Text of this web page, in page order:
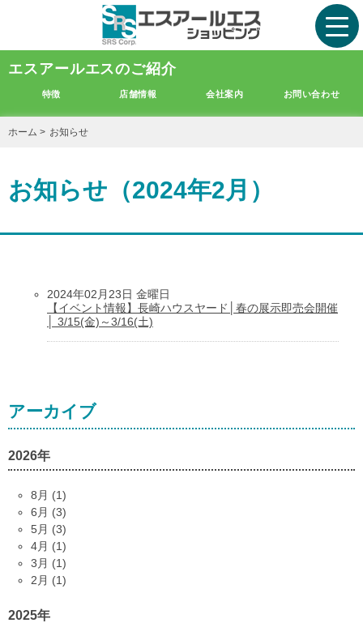
エスアールエスのご紹介
特徴 店舗情報 会社案内 お問い合わせ
ホーム > お知らせ
お知らせ（2024年2月）
2024年02月23日 金曜日
【イベント情報】長崎ハウスヤード│春の展示即売会開催
│ 3/15(金)～3/16(土)
アーカイブ
2026年
8月 (1)
6月 (3)
5月 (3)
4月 (1)
3月 (1)
2月 (1)
2025年